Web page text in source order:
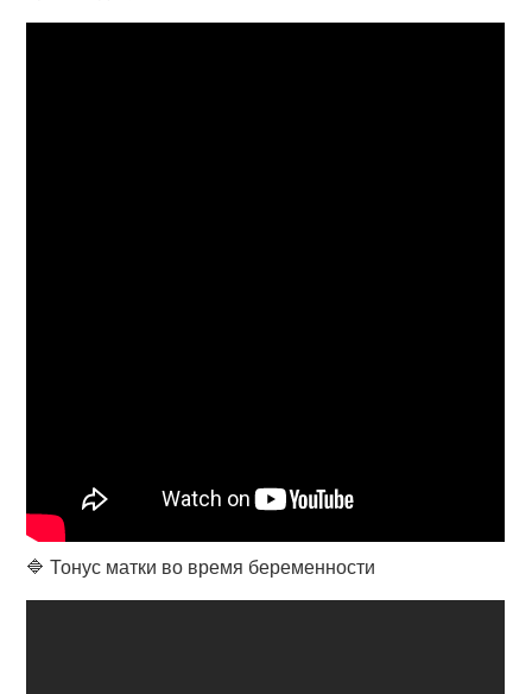
🔷 Тонус матки во время беременности